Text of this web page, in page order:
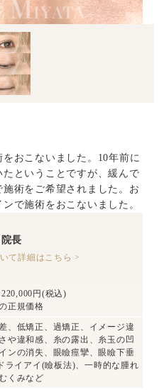
おこないました。10年前に
ということですが、緩んで
術をご希望されました。お
で施術をおこないました。
長
て詳細はこちら >
円(税込)
正規価格
、低矯正、過矯正、イメージ違
や違和感、糸の露出、糸玉の凹
ンの消失、眼瞼痙攣、眼瞼下垂
ライアイ(瞼板法)、一時的な腫れ
くみなど